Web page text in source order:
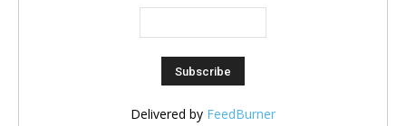
Delivered by FeedBurner